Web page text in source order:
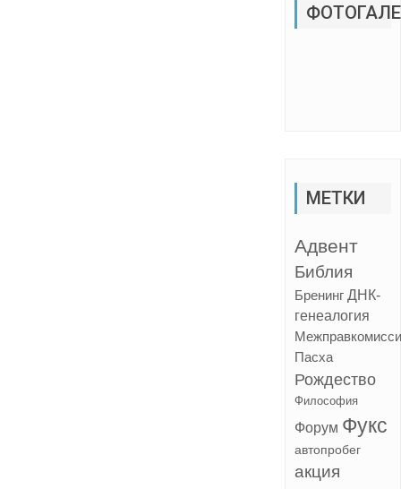
МЕТКИ
Адвент
Библия
Бренинг ДНК-
генеалогия
Пасха
Рождество
Философия
Форум Фукс
автопробег
акция